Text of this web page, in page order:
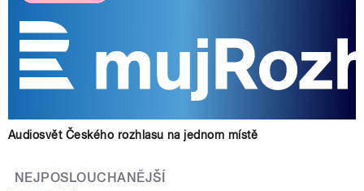
Audiosvět Českého rozhlasu na jednom místě
NEJPOSLOUCHANĚJŠÍ